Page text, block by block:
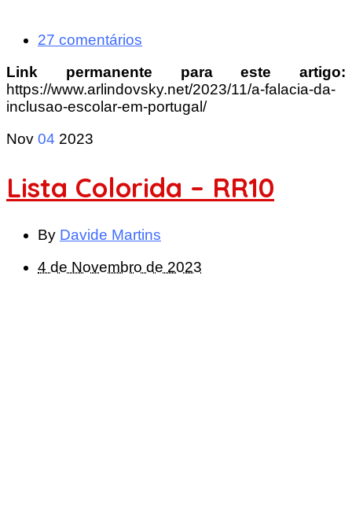
27 comentários
Link permanente para este artigo:
https://www.arlindovsky.net/2023/11/a-falacia-da-
inclusao-escolar-em-portugal/
Nov 04 2023
Lista Colorida – RR10
By Davide Martins
4 de Novembro de 2023